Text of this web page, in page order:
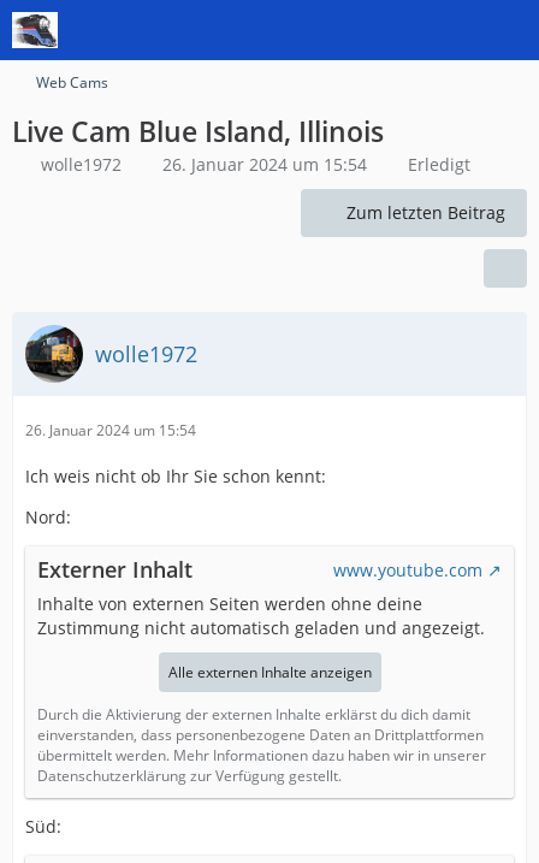
Web Cams
Live Cam Blue Island, Illinois
wolle1972 26. Januar 2024 um 15:54 Erledigt
Zum letzten Beitrag
wolle1972
26. Januar 2024 um 15:54
Ich weis nicht ob Ihr Sie schon kennt:
Nord:
Externer Inhalt
www.youtube.com
Inhalte von externen Seiten werden ohne deine
Zustimmung nicht automatisch geladen und angezeigt.
Alle externen Inhalte anzeigen
Durch die Aktivierung der externen Inhalte erklärst du dich damit
einverstanden, dass personenbezogene Daten an Drittplattformen
übermittelt werden. Mehr Informationen dazu haben wir in unserer
Datenschutzerklärung zur Verfügung gestellt.
Süd: